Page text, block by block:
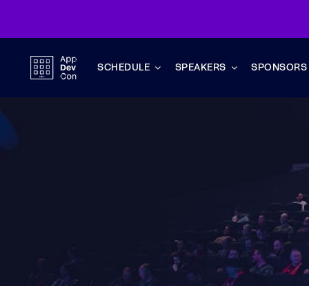
content
SCHEDULE SPEAKERS SPONSORS